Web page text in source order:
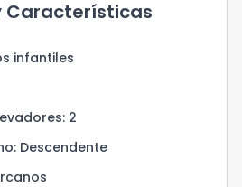
Características
infantiles
: 2
: Descendente